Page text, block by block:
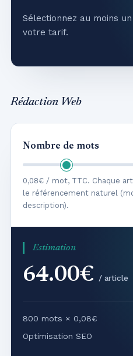
Sélectionnez au moins
votre tarif.
Rédaction Web
Nombre de mots
0,08€ / mot, TTC. Chaque
le référencement naturel
description).
Estimation
64.00€ / article
800 mots × 0,08€
Optimisation SEO